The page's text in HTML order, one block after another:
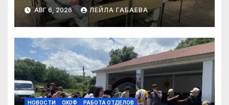
АВГ 6, 2026 ЛЕЙЛА ГАБАЕВА
НОВОСТИ ОХОФ РАБОТА ОТДЕЛОВ